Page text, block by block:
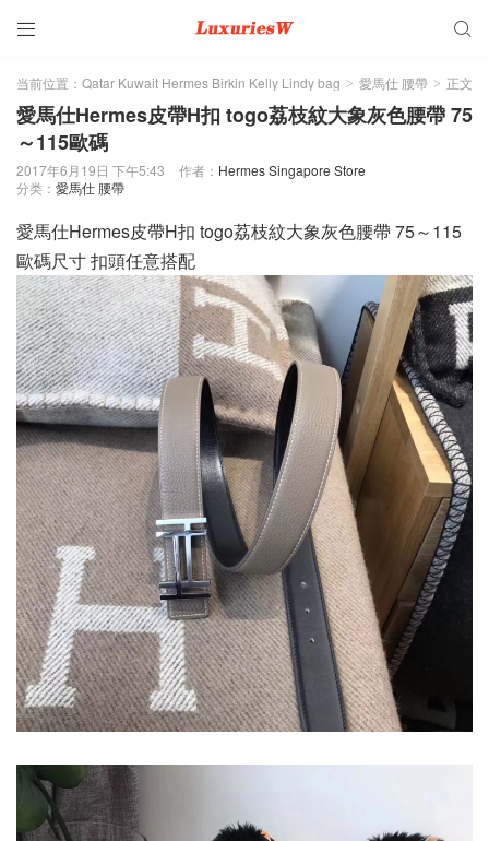
 
当前位置： Qatar Kuwait Hermes Birkin Kelly Lindy bag > 愛馬仕 腰帶 > 正文
愛馬仕Hermes皮帶H扣 togo荔枝紋大象灰色腰帶 75
～115歐碼
2017年6月19日 下午5:43 作者： Hermes Singapore Store
分类： 愛馬仕 腰帶
愛馬仕Hermes皮帶H扣 togo荔枝紋大象灰色腰帶 75～115
歐碼尺寸 扣頭任意搭配